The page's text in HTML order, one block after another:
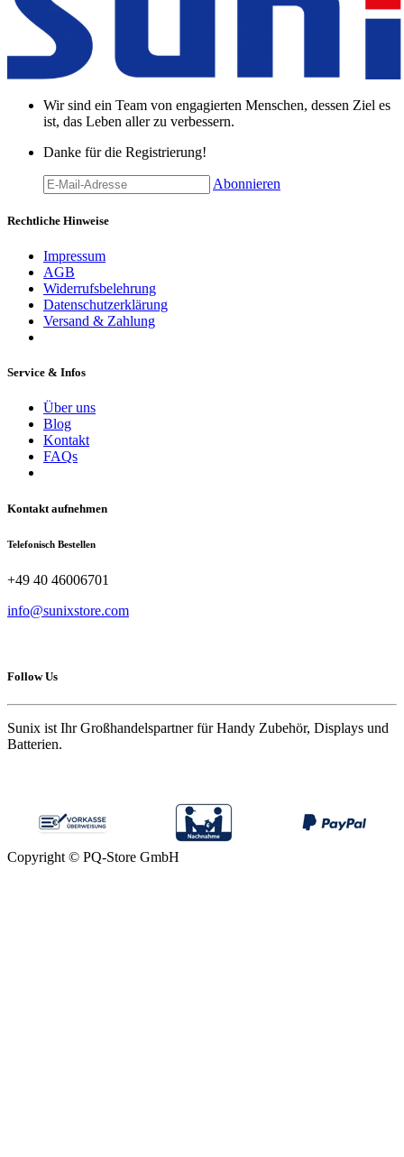
Wir sind ein Team von engagierten Menschen, dessen Ziel es
ist, das Leben aller zu verbessern.
Danke für die Registrierung!
Abonnieren
Rechtliche Hinweise
Impressum
AGB
Widerrufsbelehrung
Datenschutzerklärung
Versand & Zahlung
Service & Infos
Über uns
Blog
Kontakt
FAQs
Kontakt aufnehmen
Telefonisch Bestellen
+49 40 46006701
info@sunixstore.com
Follow Us
Sunix ist Ihr Großhandelspartner für Handy Zubehör, Displays und
Batterien.
Copyright © PQ-Store GmbH